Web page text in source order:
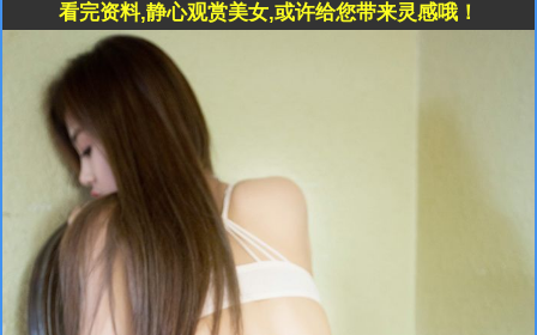
看完资料,静心观赏美女,或许给您带来灵感哦！